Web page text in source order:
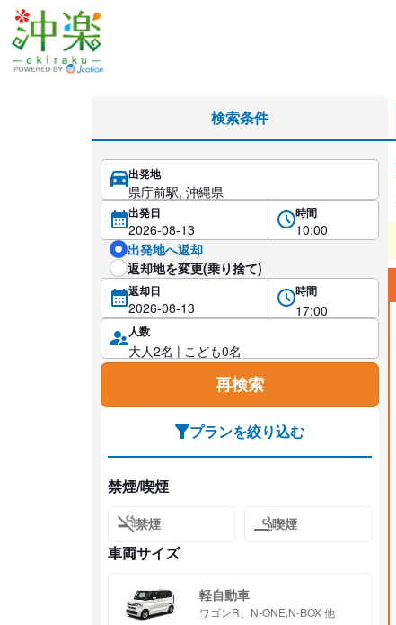
県庁前駅のミドル（5名乗り）レンタカーを格安予約
検索条件
出発地
出発日 時間
出発地へ返却
返却地を変更(乗り捨て)
返却日 時間
人数
再検索
プランを絞り込む
禁煙/喫煙
禁煙 喫煙
車両サイズ
軽自動車
ワゴンR、N-ONE,N-BOX 他